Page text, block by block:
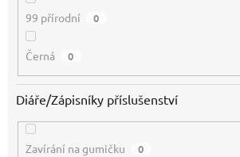
99 přírodní 0
Černá 0
Diáře/Zápisníky příslušenství
Zavírání na gumičku 0